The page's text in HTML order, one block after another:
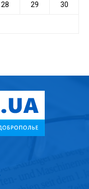
28 29 30